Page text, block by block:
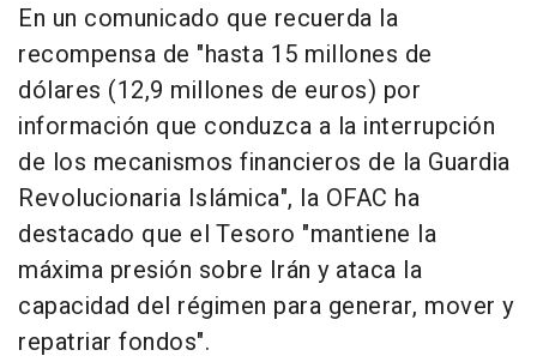
En un comunicado que recuerda la
recompensa de "hasta 15 millones de
dólares (12,9 millones de euros) por
información que conduzca a la interrupción
de los mecanismos financieros de la Guardia
Revolucionaria Islámica", la OFAC ha
destacado que el Tesoro "mantiene la
máxima presión sobre Irán y ataca la
capacidad del régimen para generar, mover y
repatriar fondos".